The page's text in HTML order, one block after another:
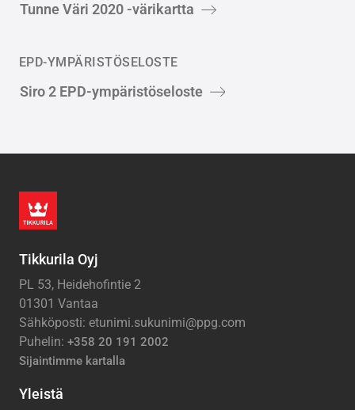
Tunne Väri 2020 -värikartta
EPD-YMPÄRISTÖSELOSTE
Siro 2 EPD-ympäristöseloste
Tikkurila Oyj
PL 53, Heidehofintie 2
01301 Vantaa
Sähköposti: etunimi.sukunimi@ppg.com
Puhelin: +358 20 191 2002
Sijaintimme kartalla
Yleistä